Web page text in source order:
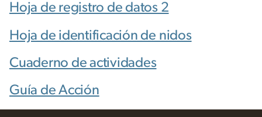
Hoja de registro de datos 2
Hoja de identificación de nidos
Cuaderno de actividades
Guía de Acción